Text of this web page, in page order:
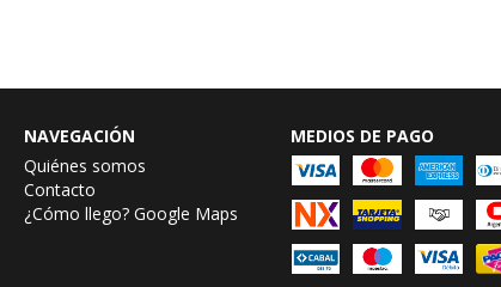
NAVEGACIÓN
Quiénes somos
Contacto
¿Cómo llego? Google Maps
MEDIOS DE PAGO